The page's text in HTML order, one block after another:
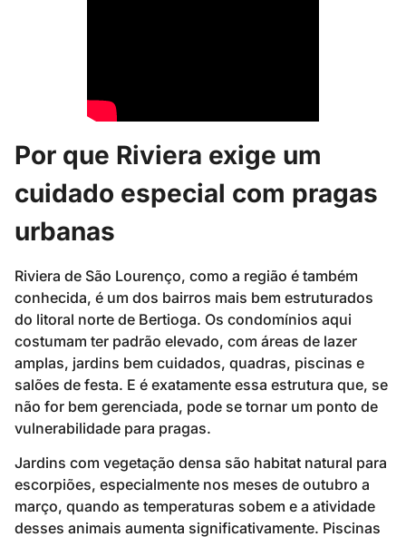
Por que Riviera exige um
cuidado especial com pragas
urbanas
Riviera de São Lourenço, como a região é também
conhecida, é um dos bairros mais bem estruturados
do litoral norte de Bertioga. Os condomínios aqui
costumam ter padrão elevado, com áreas de lazer
amplas, jardins bem cuidados, quadras, piscinas e
salões de festa. E é exatamente essa estrutura que, se
não for bem gerenciada, pode se tornar um ponto de
vulnerabilidade para pragas.
Jardins com vegetação densa são habitat natural para
escorpiões, especialmente nos meses de outubro a
março, quando as temperaturas sobem e a atividade
desses animais aumenta significativamente. Piscinas